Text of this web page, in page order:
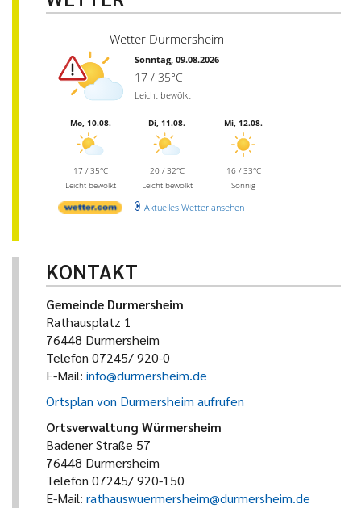
Wetter Durmersheim
Sonntag, 09.08.2026
17 / 35°C
Leicht bewölkt
Mo, 10.08.
17 / 35°C
Leicht bewölkt
Di, 11.08.
20 / 32°C
Leicht bewölkt
Mi, 12.08.
16 / 33°C
Sonnig
Aktuelles Wetter ansehen
KONTAKT
Gemeinde Durmersheim
Rathausplatz 1
76448 Durmersheim
Telefon 07245/ 920-0
E-Mail: info@durmersheim.de
Ortsplan von Durmersheim aufrufen
Ortsverwaltung Würmersheim
Badener Straße 57
76448 Durmersheim
Telefon 07245/ 920-150
E-Mail: rathauswuermersheim@durmersheim.de